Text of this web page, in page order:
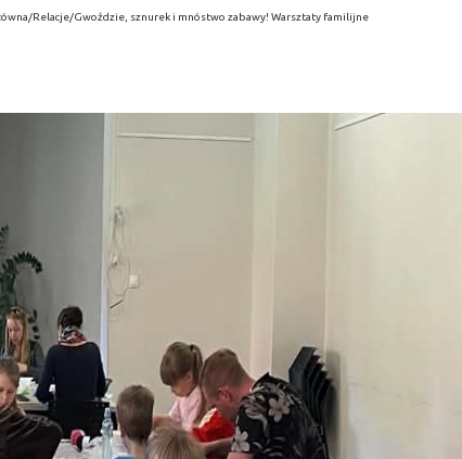
/Relacje/Gwoździe, sznurek i mnóstwo zabawy! Warsztaty familijne